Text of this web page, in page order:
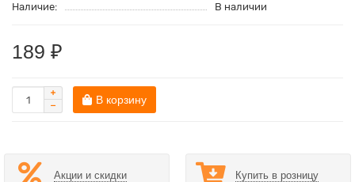
Наличие:
В наличии
189 ₽
В корзину
Акции и скидки Купить в розницу